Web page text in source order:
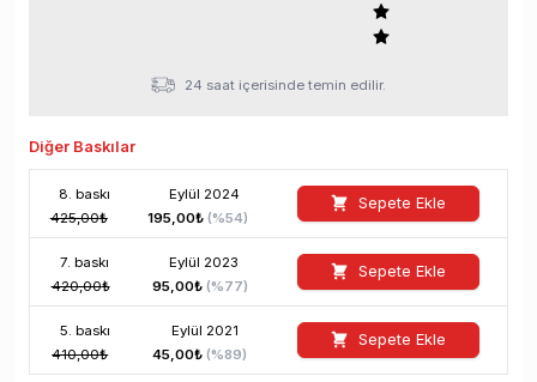
24 saat içerisinde temin edilir.
Diğer Baskılar
8. baskı Eylül 2024
425,00₺ 195,00₺ (%54)
Sepete Ekle
7. baskı Eylül 2023
420,00₺ 95,00₺ (%77)
Sepete Ekle
5. baskı Eylül 2021
410,00₺ 45,00₺ (%89)
Sepete Ekle